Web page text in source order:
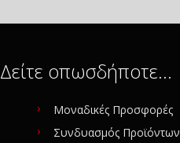
Δείτε οπωσδήποτε…
Μοναδικές Προσφορές
Συνδυασμός Προϊόντων